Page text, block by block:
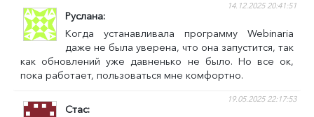
Руслана
14.12.2025 20:41:51
Когда устанавливала программу Webinaria
даже не была уверена, что она запустится, так
как обновлений уже давненько не было. Но все ок,
пока работает, пользоваться мне комфортно.
Стас
19.05.2025 22:17:53